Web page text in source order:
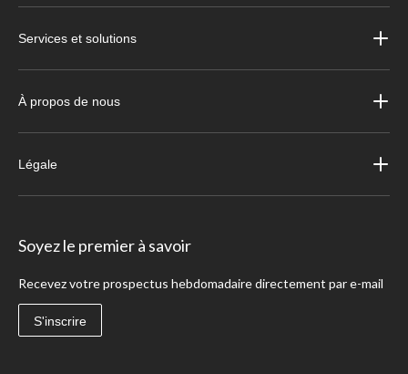
Services et solutions
À propos de nous
Légale
Soyez le premier à savoir
Recevez votre prospectus hebdomadaire directement par e-mail
S'inscrire